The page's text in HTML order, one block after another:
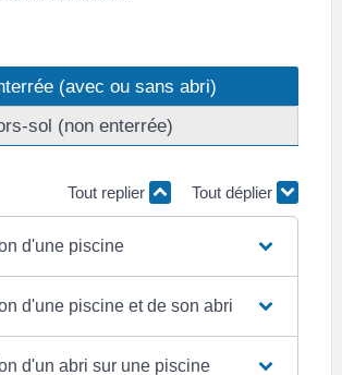
(avec ou sans abri)
sol (non enterrée)
Tout replier Tout déplier
d'une piscine
d'une piscine et de son abri
d'un abri sur une piscine